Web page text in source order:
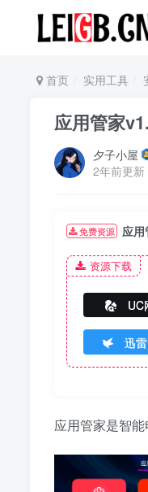
首页 实用工具
应用管家
夕子小屋
2年前更新
免费资源 应
资源下载
UC
迅
应用管家是智